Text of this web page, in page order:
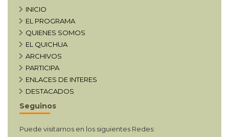
INICIO
EL PROGRAMA
QUIENES SOMOS
EL QUICHUA
ARCHIVOS
PARTICIPA
ENLACES DE INTERES
DESTACADOS
Seguinos
Puede visitarnos en los siguientes Redes: